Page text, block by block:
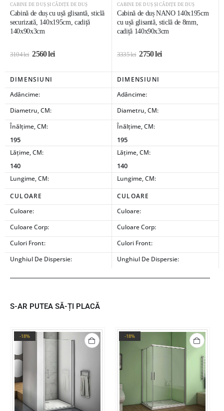
CABINE DE DUȘ ȘI CĂDIȚE DE DUȘ
Cabină de duș cu ușă glisantă, sticlă
securizată, 140x195cm, cadiță
140x90x3cm
3104lei 2560lei
CABINE DE DUȘ ȘI CĂDIȚE DE DUȘ
Cabină de duș NANO 140x195cm
cu ușă glisantă, sticlă de 8mm,
cadiță 140x90x3cm
3335lei 2750lei
DIMENSIUNI
DIMENSIUNI
Adâncime:
Adâncime:
Diametru, CM:
Diametru, CM:
Înălțime, CM:
195
Înălțime, CM:
195
Lățime, CM:
140
Lățime, CM:
140
Lungime, CM: Lungime, CM:
CULOARE
CULOARE
Culoare:
Culoare:
Culoare Corp:
Culoare Corp:
Culori Front:
Culori Front:
Unghiul De Dispersie:
Unghiul De Dispersie:
S-AR PUTEA SĂ-ȚI PLACĂ
-18% -18%